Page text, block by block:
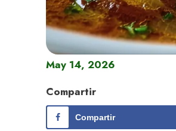
May 14, 2026
Compartir
Compartir